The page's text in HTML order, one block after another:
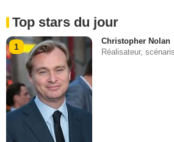
Top stars du jour
1
Christopher Nolan
Réalisateur,